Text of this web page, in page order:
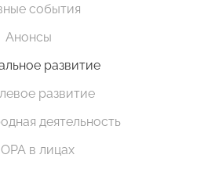
события
Анонсы
развитие
развитие
деятельность
в лицах